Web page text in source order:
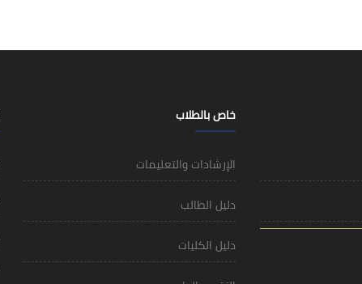
خاص بالطلاب
الإرشادات والتعليمات
دليل الطالب
دليل الكليات